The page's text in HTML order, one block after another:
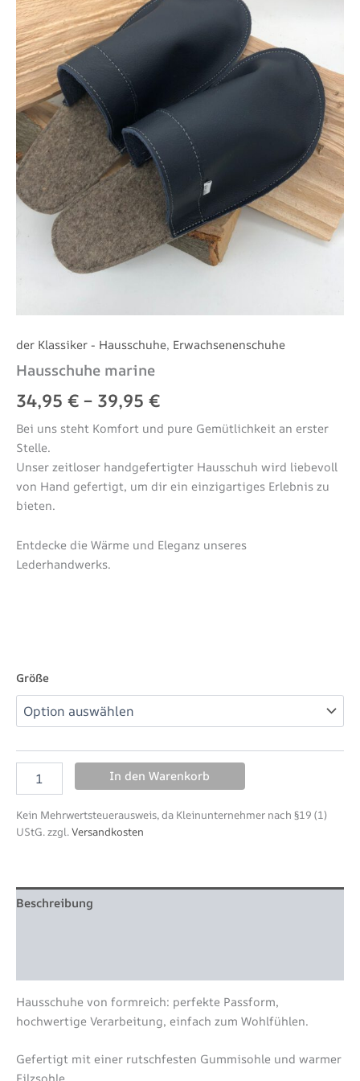
der Klassiker - Hausschuhe, Erwachsenenschuhe
Hausschuhe marine
34,95 € – 39,95 €
Bei uns steht Komfort und pure Gemütlichkeit an erster
Stelle.
Unser zeitloser handgefertigter Hausschuh wird liebevoll
von Hand gefertigt, um dir ein einzigartiges Erlebnis zu
bieten.
Entdecke die Wärme und Eleganz unseres
Lederhandwerks.
Größe
In den Warenkorb
Kein Mehrwertsteuerausweis, da Kleinunternehmer nach §19 (1)
UStG.zzgl.Versandkosten
Beschreibung
Hausschuhe von formreich: perfekte Passform,
hochwertige Verarbeitung, einfach zum Wohlfühlen.
Gefertigt mit einer rutschfesten Gummisohle und warmer